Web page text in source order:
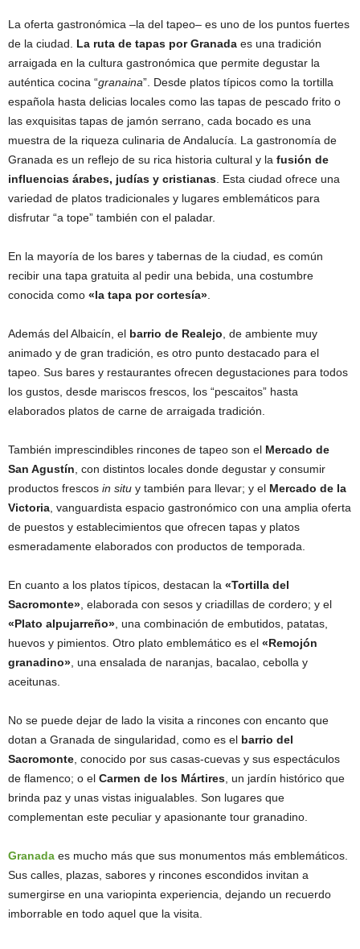
La oferta gastronómica –la del tapeo– es uno de los puntos fuertes
de la ciudad. La ruta de tapas por Granada es una tradición
arraigada en la cultura gastronómica que permite degustar la
auténtica cocina “granaina”. Desde platos típicos como la tortilla
española hasta delicias locales como las tapas de pescado frito o
las exquisitas tapas de jamón serrano, cada bocado es una
muestra de la riqueza culinaria de Andalucía. La gastronomía de
Granada es un reflejo de su rica historia cultural y la fusión de
influencias árabes, judías y cristianas. Esta ciudad ofrece una
variedad de platos tradicionales y lugares emblemáticos para
disfrutar “a tope” también con el paladar.
En la mayoría de los bares y tabernas de la ciudad, es común
recibir una tapa gratuita al pedir una bebida, una costumbre
conocida como «la tapa por cortesía».
Además del Albaicín, el barrio de Realejo, de ambiente muy
animado y de gran tradición, es otro punto destacado para el
tapeo. Sus bares y restaurantes ofrecen degustaciones para todos
los gustos, desde mariscos frescos, los “pescaitos” hasta
elaborados platos de carne de arraigada tradición.
También imprescindibles rincones de tapeo son el Mercado de
San Agustín, con distintos locales donde degustar y consumir
productos frescos in situ y también para llevar; y el Mercado de la
Victoria, vanguardista espacio gastronómico con una amplia oferta
de puestos y establecimientos que ofrecen tapas y platos
esmeradamente elaborados con productos de temporada.
En cuanto a los platos típicos, destacan la «Tortilla del
Sacromonte», elaborada con sesos y criadillas de cordero; y el
«Plato alpujarreño», una combinación de embutidos, patatas,
huevos y pimientos. Otro plato emblemático es el «Remojón
granadino», una ensalada de naranjas, bacalao, cebolla y
aceitunas.
No se puede dejar de lado la visita a rincones con encanto que
dotan a Granada de singularidad, como es el barrio del
Sacromonte, conocido por sus casas-cuevas y sus espectáculos
de flamenco; o el Carmen de los Mártires, un jardín histórico que
brinda paz y unas vistas inigualables. Son lugares que
complementan este peculiar y apasionante tour granadino.
Granada es mucho más que sus monumentos más emblemáticos.
Sus calles, plazas, sabores y rincones escondidos invitan a
sumergirse en una variopinta experiencia, dejando un recuerdo
imborrable en todo aquel que la visita.